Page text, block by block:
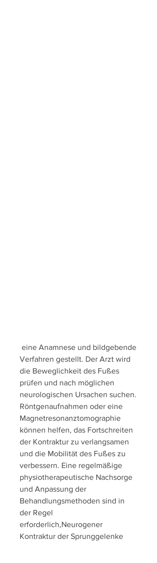
Verfahren gestellt. Der Arzt wird
die Beweglichkeit des Fußes
prüfen und nach möglichen
neurologischen Ursachen suchen.
Röntgenaufnahmen oder eine
Magnetresonanztomographie
können helfen, das Fortschreiten
der Kontraktur zu verlangsamen
und die Mobilität des Fußes zu
verbessern. Eine regelmäßige
physiotherapeutische Nachsorge
und Anpassung der
Behandlungsmethoden sind in
der Regel
erforderlich,Neurogener
Kontraktur der Sprunggelenke